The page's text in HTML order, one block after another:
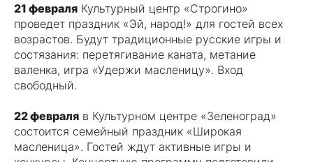
21 февраля Культурный центр «Строгино»
проведет праздник «Эй, народ!» для гостей всех
возрастов. Будут традиционные русские игры и
состязания: перетягивание каната, метание
валенка, игра «Удержи масленицу». Вход
свободный.
22 февраля в Культурном центре «Зеленоград»
состоится семейный праздник «Широкая
масленица». Гостей ждут активные игры и